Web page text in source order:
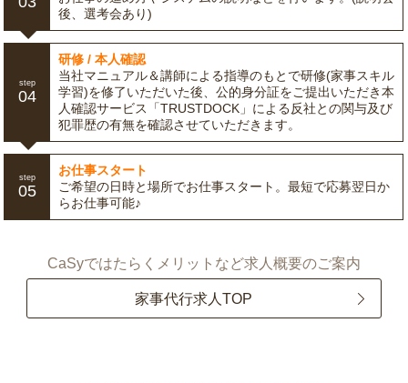
後、選考会あり)
step
04
研修 / 本人確認
当社マニュアル＆講師による指導のもとで研修(家事スキル
学習)を修了いただいた後、公的身分証をご提出いただき本
人確認サービス「TRUSTDOCK」による反社との関与及び
犯罪歴の有無を確認させていただきます。
step
05
お仕事スタート
ご希望の日時と場所でお仕事スタート。最短で応募翌日か
らお仕事可能♪
CaSyではたらくメリットなど求人概要のご案内
家事代行求人TOP